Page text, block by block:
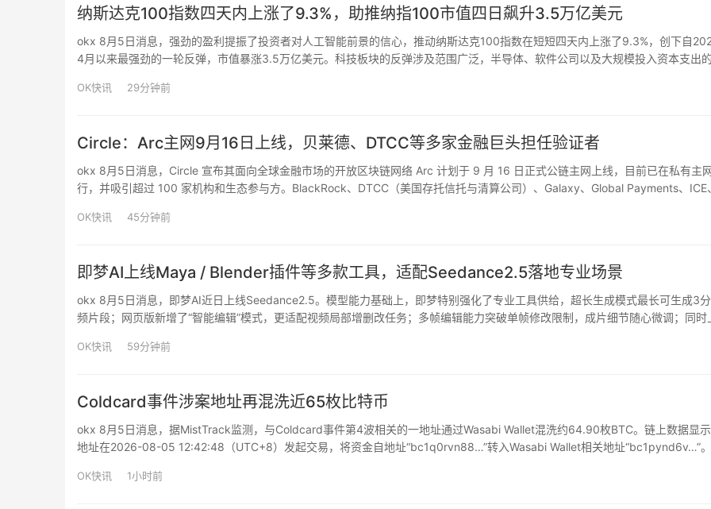
纳斯达克100指数四天内上涨了9.3%，助推纳指100市值四日飙升3.5万亿美元
okx 8月5日消息，强劲的盈利提振了投资者对人工智能前景的信心，推动纳斯达克100指数在短短四天内上涨了9.3%，创下自
4月以来最强劲的一轮反弹，市值暴涨3.5万亿美元。科技板块的反弹涉及范围广泛，半导体、软件公司以及大规模投入资本支出
OK快讯 29分钟前
Circle：Arc主网9月16日上线，贝莱德、DTCC等多家金融巨头担任验证者
okx 8月5日消息，Circle 宣布其面向全球金融市场的开放区块链网络 Arc 计划于 9 月 16 日正式公链主网上线，目前已在私有主
行，并吸引超过 100 家机构和生态参与方。BlackRock、DTCC（美国存托信托与清算公司）、Galaxy、Global Payments、ICE、
OK快讯 45分钟前
即梦AI上线Maya / Blender插件等多款工具，适配Seedance2.5落地专业场景
okx 8月5日消息，即梦AI近日上线Seedance2.5。模型能力基础上，即梦特别强化了专业工具供给，超长生成模式最长可生成3
频片段；网页版新增了“智能编辑”模式，更适配视频局部增删改任务；多帧编辑能力突破单帧修改限制，成片细节随心微调；同时
OK快讯 59分钟前
Coldcard事件涉案地址再混洗近65枚比特币
okx 8月5日消息，据MistTrack监测，与Coldcard事件第4波相关的一地址通过Wasabi Wallet混洗约64.90枚BTC。链上数据显
地址在2026-08-05 12:42:48（UTC+8）发起交易，将资金自地址“bc1q0rvn88…”转入Wasabi Wallet相关地址“bc1pynd6v…”。
OK快讯 1小时前